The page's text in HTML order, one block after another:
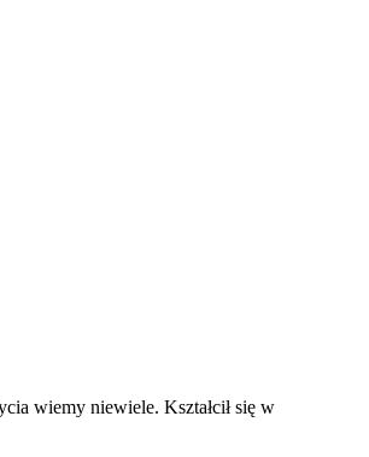
wiemy niewiele. Kształcił się w